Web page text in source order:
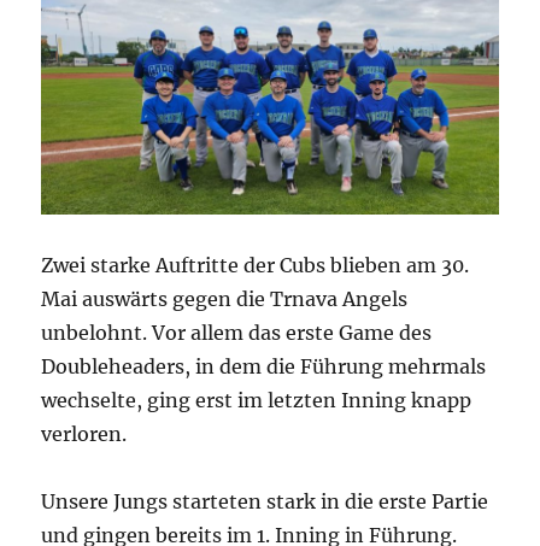
Zwei starke Auftritte der Cubs blieben am 30.
Mai auswärts gegen die Trnava Angels
unbelohnt. Vor allem das erste Game des
Doubleheaders, in dem die Führung mehrmals
wechselte, ging erst im letzten Inning knapp
verloren.
Unsere Jungs starteten stark in die erste Partie
und gingen bereits im 1. Inning in Führung.